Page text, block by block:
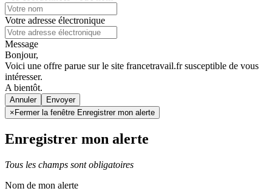
Votre adresse électronique
Message
Bonjour,
Voici une offre parue sur le site francetravail.fr susceptible de vous
intéresser.
A bientôt.
Annuler
× Fermer la fenêtre Enregistrer mon alerte
Enregistrer mon alerte
Tous les champs sont obligatoires
Nom de mon alerte